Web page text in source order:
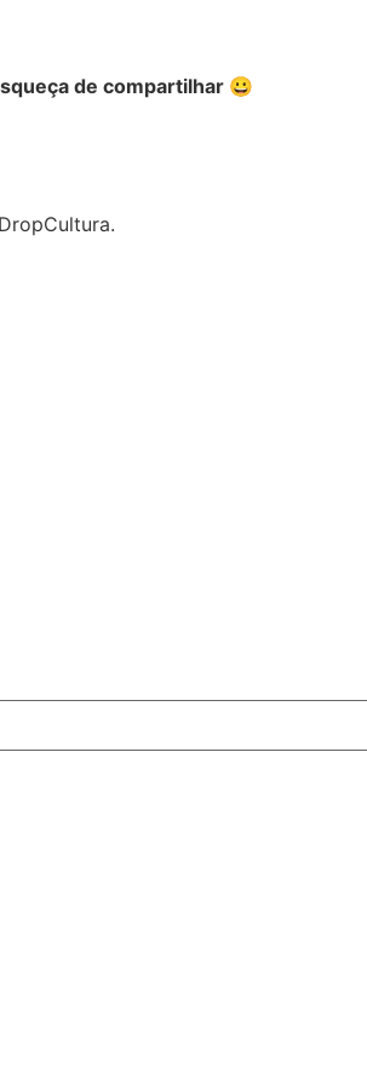
de compartilhar 😀